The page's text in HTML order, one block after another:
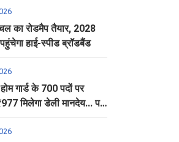
का रोडमैप तैयार, 2028
हाई-स्पीड ब्रॉडबैंड
गार्ड के 700 पदों पर
मिलेगा डेली मानदेय... पढ़ें